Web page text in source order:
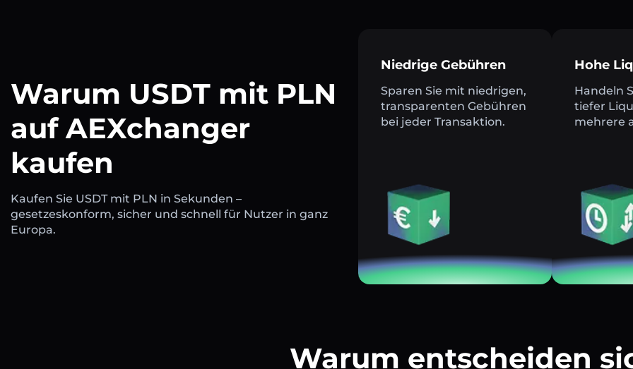
Warum USDT mit PLN
auf AEXchanger
kaufen
Kaufen Sie USDT mit PLN in Sekunden –
gesetzeskonform, sicher und schnell für Nutzer in ganz
Europa.
Niedrige Gebühren
Sparen Sie mit niedrigen,
transparenten Gebühren
bei jeder Transaktion.
Hohe
Handeln
tiefer
mehrere
Warum entscheiden